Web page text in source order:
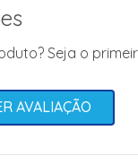
Seja o
AVALIAÇÃO